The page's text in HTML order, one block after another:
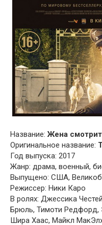
Название: Жена
Оригинальное название:
Год выпуска: 2017
Жанр: драма, военный,
Выпущено: США,
Режиссер: Ники Каро
В ролях: Джессика
Брюль, Тимоти
Шира Хаас, Майкл